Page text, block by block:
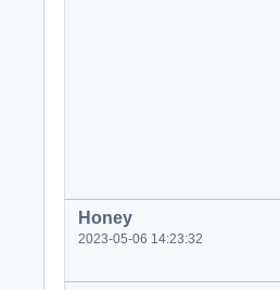
Honey
2023-05-06 14:23:32